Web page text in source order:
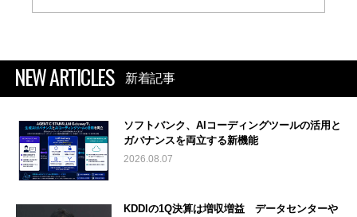
NEW ARTICLES 新着記事
ソフトバンク、AIコーディングツールの活用と
ガバナンスを両立する新機能
2026.08.07
KDDIの1Q決算は増収増益 データセンターや